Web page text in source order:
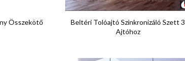
Összekötő
Beltéri Tolóajtó Szinkronizáló Szett 3
Ajtóhoz
Előnézet